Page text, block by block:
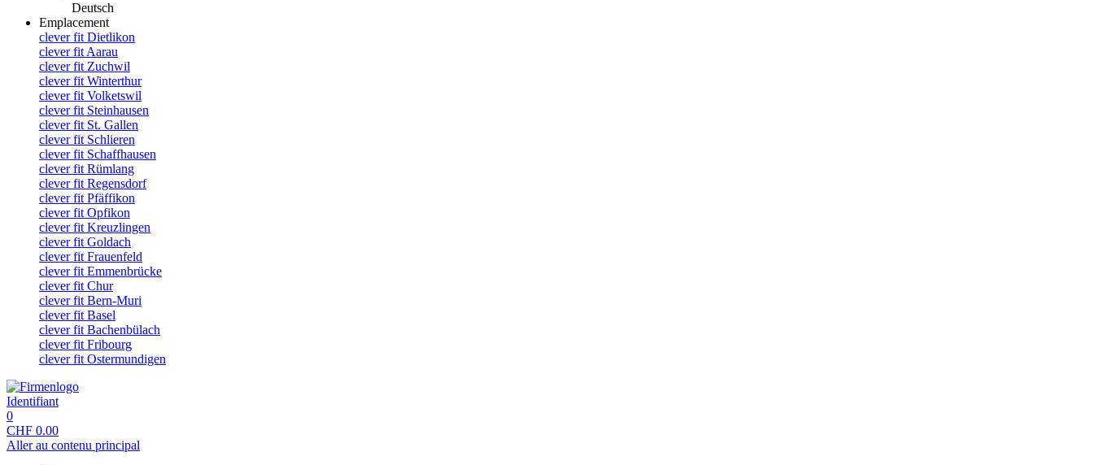
Deutsch
Emplacement
clever fit Dietlikon
clever fit Aarau
clever fit Zuchwil
clever fit Winterthur
clever fit Volketswil
clever fit Steinhausen
clever fit St. Gallen
clever fit Schlieren
clever fit Schaffhausen
clever fit Rümlang
clever fit Regensdorf
clever fit Pfäffikon
clever fit Opfikon
clever fit Kreuzlingen
clever fit Goldach
clever fit Frauenfeld
clever fit Emmenbrücke
clever fit Chur
clever fit Bern-Muri
clever fit Basel
clever fit Bachenbülach
clever fit Fribourg
clever fit Ostermundigen
Identifiant
0
CHF 0.00
Aller au contenu principal